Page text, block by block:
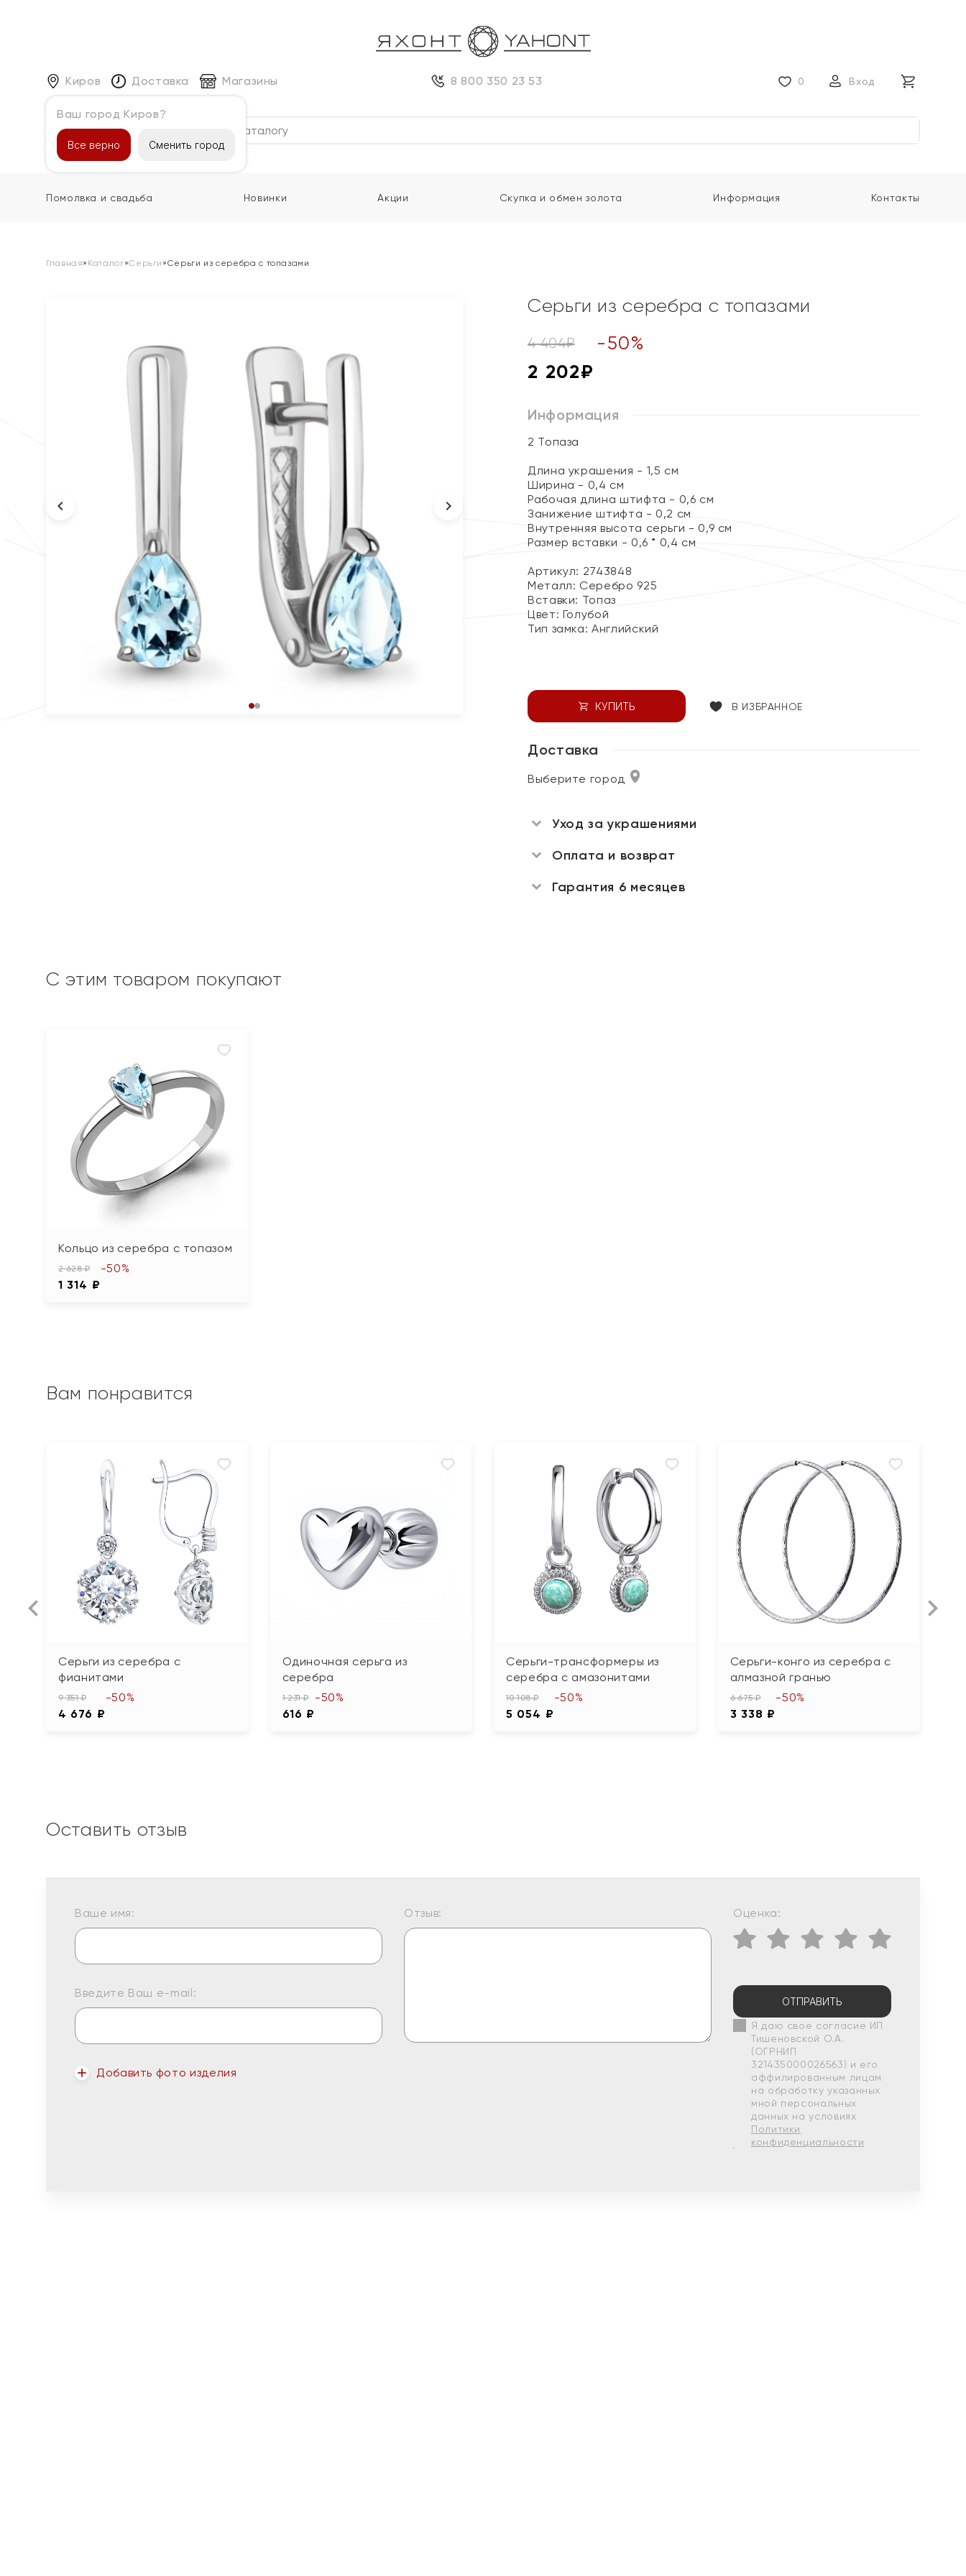
Киров
Ваш город Киров?
Все верно Сменить город
Доставка Магазины 8 800 350 23 53 0 Вход
Каталог
Помолвка и свадьба Новинки Акции Скупка и обмен золота Информация Контакты
Главная» Каталог»Серьги »Серьги из серебра с топазами
Серьги из серебра с топазами
4 404₽ -50%
2 202₽
Информация
2 Топаза
Длина украшения - 1,5 см
Ширина - 0,4 см
Рабочая длина штифта - 0,6 см
Занижение штифта - 0,2 см
Внутренняя высота серьги - 0,9 см
Размер вставки - 0,6 * 0,4 см
Артикул: 2743848
Металл: Серебро 925
Вставки: Топаз
Цвет: Голубой
Тип замка:Английский
КУПИТЬ В ИЗБРАННОЕ
Доставка
Выберите город
Уход за украшениями
Оплата и возврат
Гарантия 6 месяцев
С этим товаром покупают
Кольцо из серебра с топазом
2 628 ₽
1 314 ₽
-50%
Вам понравится
Серьги из серебра с
фианитами
9 351 ₽
4 676 ₽
-50%
Одиночная серьга из
серебра
1 231 ₽
616 ₽
-50%
Серьги-трансформеры из
серебра с амазонитами
10 108 ₽
5 054 ₽
-50%
Серьги-конго из серебра с
алмазной гранью
6 675 ₽
3 338 ₽
-50%
Оставить отзыв
Ваше имя:
Введите Ваш e-mail:
Добавить фото изделия
Отзыв: Оценка:
ОТПРАВИТЬ
Я даю свое согласие ИП
Тишеновской О.А.
(ОГРНИП
321435000026563) и его
аффилированным лицам
на обработку указанных
мной персональных
данных на условиях
Политики
конфиденциальности